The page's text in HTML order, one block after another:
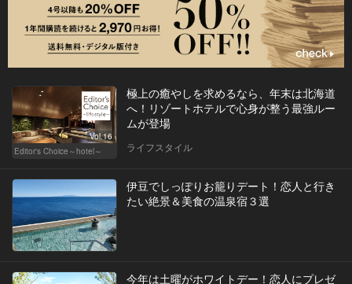
Vol.16
Editor's Choice～hotel～
極上の癒やしを求めるなら、年末は北海道
へ！リゾートホテルで心身が整う最強ルー
ムが登場
ライフスタイル
伊豆でしっぽりお籠りデート！恋人と行き
たい絶景＆美食の温泉宿３選
今年は土曜がホワイトデー！恋人にプレゼ